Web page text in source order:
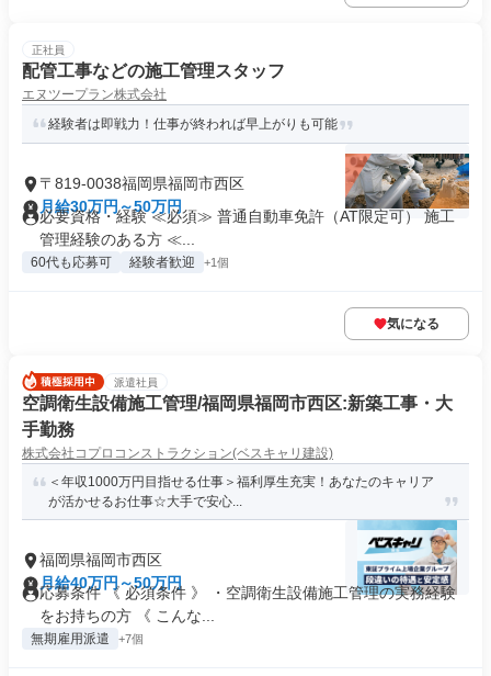
正社員
配管工事などの施工管理スタッフ
エヌツープラン株式会社
経験者は即戦力！仕事が終われば早上がりも可能
〒819-0038福岡県福岡市西区
月給30万円～50万円
必要資格・経験 ≪必須≫ 普通自動車免許（AT限定可） 施工
管理経験のある方 ≪...
60代も応募可 経験者歓迎 +1個
気になる
派遣社員
空調衛生設備施工管理/福岡県福岡市西区:新築工事・大
手勤務
株式会社コプロコンストラクション(ベスキャリ建設)
＜年収1000万円目指せる仕事＞福利厚生充実！あなたのキャリア
が活かせるお仕事☆大手で安心...
福岡県福岡市西区
月給40万円～50万円
応募条件 《 必須条件 》 ・空調衛生設備施工管理の実務経験
をお持ちの方 《 こんな...
無期雇用派遣 +7個